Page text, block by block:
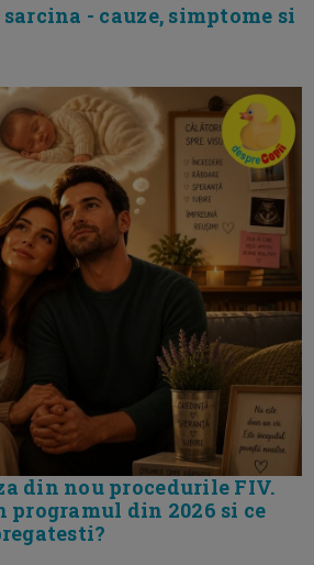
- cauze, simptome si
din nou procedurile FIV.
programul din 2026 si ce